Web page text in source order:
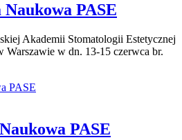
PASE
Akademii Stomatologii Estetycznej
Warszawie w dn. 13-15 czerwca br.
PASE